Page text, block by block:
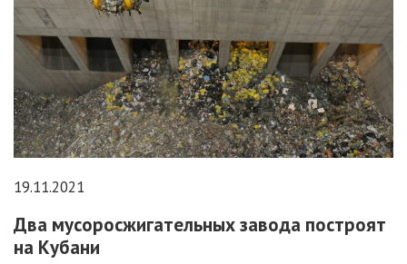
19.11.2021
Два мусоросжигательных завода построят
на Кубани